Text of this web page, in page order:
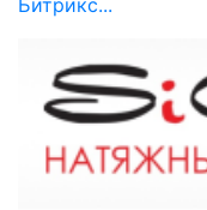
Битрикс...